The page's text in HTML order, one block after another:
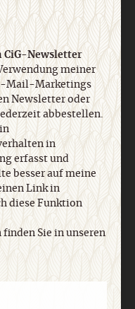
online kündigen
CiG-Newsletter
meiner
Mail-Marketings
Newsletter oder
abbestellen.
in
erfasst und
besser auf meine
Link in
diese Funktion
Sie in unseren